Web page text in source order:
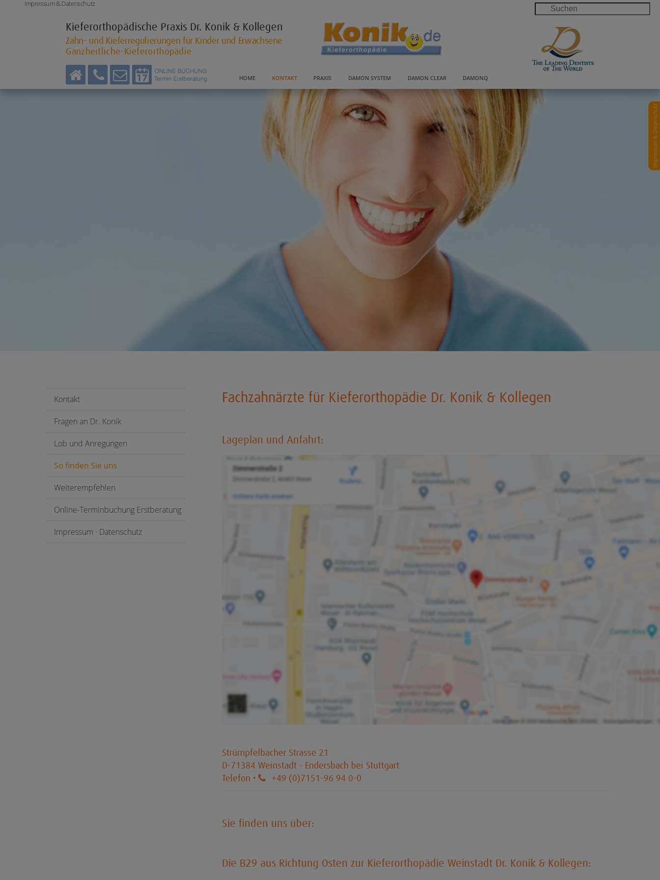
Impressum & Datenschutz
Impressum & Datenschutz
Kieferorthopädische Praxis Dr. Konik & Kollegen
Zahn- und Kieferregulierungen für Kinder und Erwachsene
Ganzheitliche-Kieferorthopädie
HOME KONTAKT PRAXIS DAMON SYSTEM DAMON CLEAR DAMONQ
Kontakt
Fragen an Dr. Konik
Lob und Anregungen
So finden Sie uns
Weiterempfehlen
Online-Terminbuchung Erstberatung
Impressum · Datenschutz
Fachzahnärzte für Kieferorthopädie Dr. Konik & Kollegen
Lageplan und Anfahrt:
Strümpfelbacher Strasse 21
D-71384 Weinstadt - Endersbach bei Stuttgart
Telefon •
+49 (0)7151-96 94 0-0
Sie finden uns über:
Die B29 aus Richtung Osten zur Kieferorthopädie Weinstadt Dr. Konik & Kollegen: